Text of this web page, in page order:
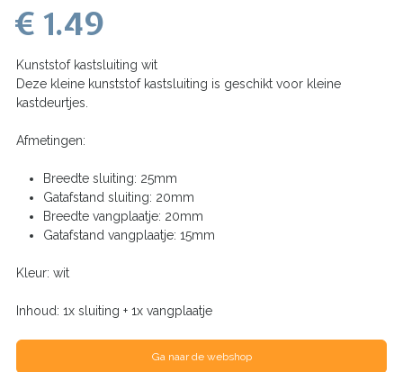
€ 1.49
Kunststof kastsluiting wit
Deze kleine kunststof kastsluiting is geschikt voor kleine
kastdeurtjes.
Afmetingen:
Breedte sluiting: 25mm
Gatafstand sluiting: 20mm
Breedte vangplaatje: 20mm
Gatafstand vangplaatje: 15mm
Kleur: wit
Inhoud: 1x sluiting + 1x vangplaatje
Ga naar de webshop